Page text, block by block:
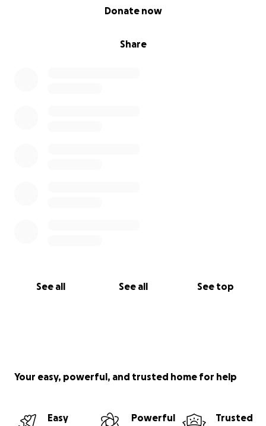
Share
Donate now
See all See all See top
Your easy, powerful, and trusted home for help
Easy
Powerful
Trusted